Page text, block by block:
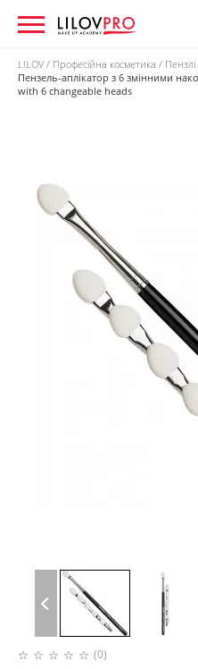
LILOV Професійна косметика
Пензель-аплікатор з 6 змінними
with 6 changeable heads
(0)